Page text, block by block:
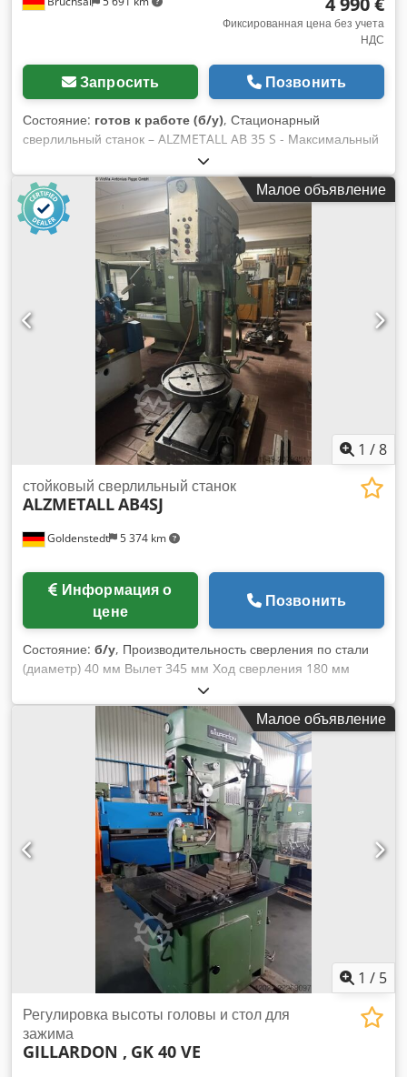
Фиксированная цена без учета
НДС
Запросить Позвонить
Состояние: готов к работе (б/у), Стационарный
сверлильный станок – ALZMETALL AB 35 S - Максимальный
диаметр сверления по стали: около 45 мм - Максимальный
диаметр сверления по чугуну: около 48 мм - Конус
шпинделя: MK 4 - Вылет шпинделя: около 350 мм - Ход
шпинделя: около 180 мм - Диапазон скоростей вращения
шпинделя: 2 ступени / 65–1450 об/мин (ПЛАВНО
РЕГУЛИРУЕМЫЙ) - Автоматическая подача: 0,1–0,2–0,3–0,4
мм/об - Ограничитель глубины сверления - Площадь
установки стола: около 600x460 мм - Ход стола: около 600
мм - Регулировка высоты стола с помощью рукоятки -
Диаметр колонны: около 200 мм - Мощность двигателя:
около 3,5 кВт - Система подачи охлаждающей жидкости -
Рабочий светильник - Индикатор скорости вращения
Габаритные размеры: ДхШхВ 1,1x0,7x2,1 м / Вес: около
1200 кг Dodpfx Aieznlf Ejxock Ошибки и опечатки
Малое объявление
1 /8
Goldenstedt 5 374 km
стойковый сверлильный станок
ALZMETALLAB4SJ
цене
Позвонить
Состояние: б/у, Производительность сверления по стали
(диаметр) 40 мм Вылет 345 мм Ход сверления 180 мм
Частота вращения шпинделя 25-640 об/мин Диаметр
колонны 180 мм Размер стола Ø прибл. 560 мм Площадь
зажима Ø 445 мм Подачи 0,1; 0,2; 0,3 мм/оборот Конус
шпинделя MK 4 Масса станка ок. 1 т Габариты ок. 650 x
1000 x 2100 мм с устройством нарезки резьбы ножной
переключатель Djdpfx Asx Iwgqoixjck с системой
охлаждения в основании бесступенчатая регулировка
оборотов, 2 ступени коробки передач и 2 скорости
двигателя
Малое объявление
1 / 5
Регулировка высоты головы и стол для
зажима
GILLARDON , GK 40 VE